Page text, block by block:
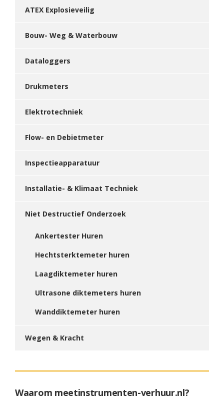
ATEX Explosieveilig
Bouw- Weg & Waterbouw
Dataloggers
Drukmeters
Elektrotechniek
Flow- en Debietmeter
Inspectieapparatuur
Installatie- & Klimaat Techniek
Niet Destructief Onderzoek
Ankertester Huren
Hechtsterktemeter huren
Laagdiktemeter huren
Ultrasone diktemeters huren
Wanddiktemeter huren
Wegen & Kracht
Waarom meetinstrumenten-verhuur.nl?